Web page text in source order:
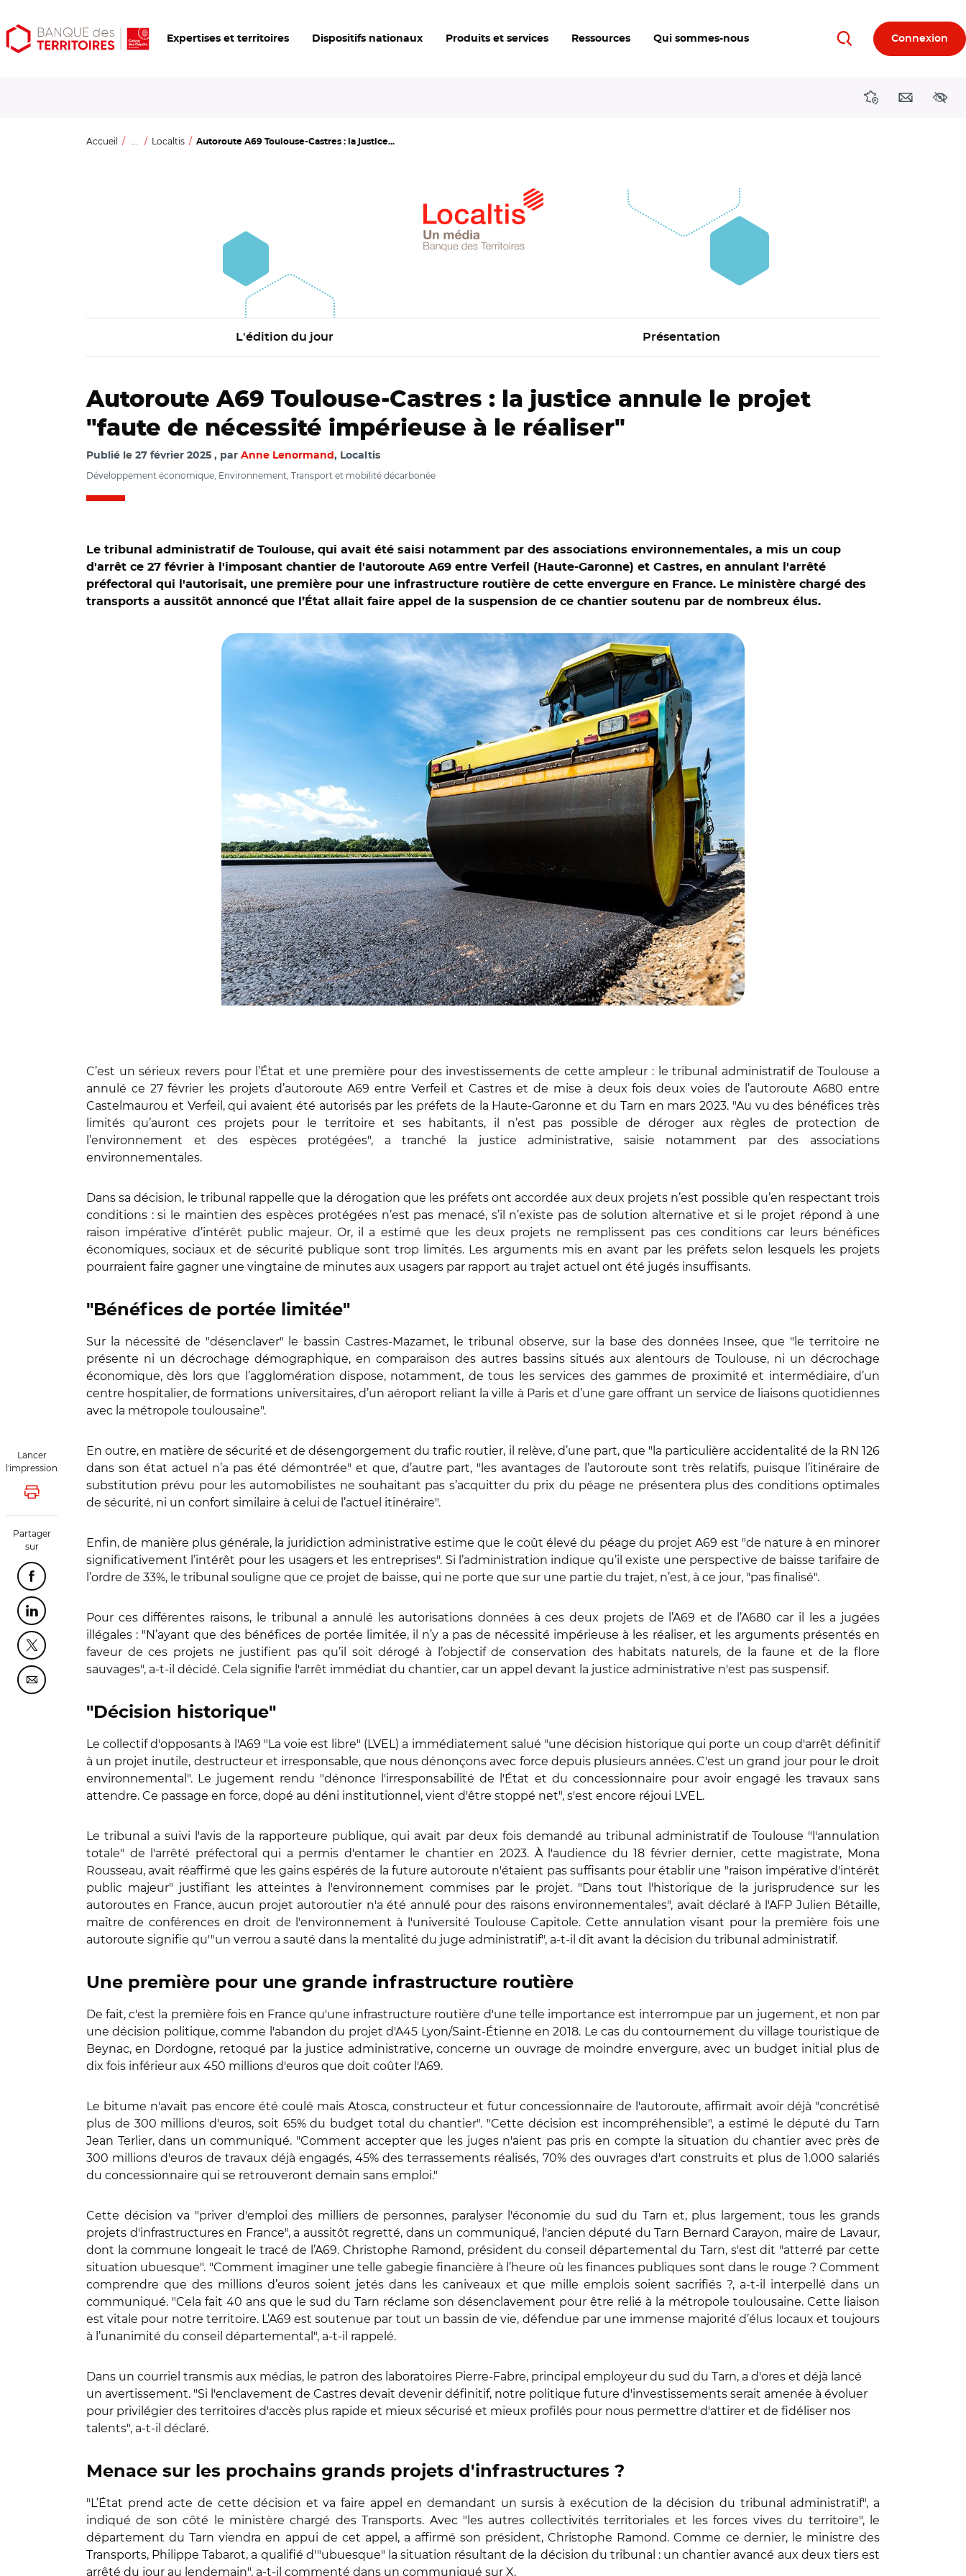
Aller
au
Aller
au
Ouvrir
les
Expertises et territoires Dispositifs nationaux Produits et services Ressources Qui sommes-nous RechercherConnexion
DirectionsContact
Accueil ... Localtis Autoroute A69 Toulouse-Castres : la justice...
L'édition du jour Présentation
Lancer
l'impression
Lancer l'impression
Partager
sur
Partager cette page sur Facebook
Partager cette page sur Linkedin
Partager cette page sur Twitter
Partager cette page sur Courriel
Autoroute A69 Toulouse-Castres : la justice annule le projet
"faute de nécessité impérieuse à le réaliser"
Publié le 27 février 2025 par Anne Lenormand , Localtis
Développement économique, Environnement, Transport et mobilité décarbonée
Le tribunal administratif de Toulouse, qui avait été saisi notamment par des associations environnementales, a mis un coup
d'arrêt ce 27 février à l'imposant chantier de l'autoroute A69 entre Verfeil (Haute-Garonne) et Castres, en annulant l'arrêté
préfectoral qui l'autorisait, une première pour une infrastructure routière de cette envergure en France. Le ministère chargé des
transports a aussitôt annoncé que l’État allait faire appel de la suspension de ce chantier soutenu par de nombreux élus.
C’est un sérieux revers pour l’État et une première pour des investissements de cette ampleur : le tribunal administratif de Toulouse a
annulé ce 27 février les projets d’autoroute A69 entre Verfeil et Castres et de mise à deux fois deux voies de l’autoroute A680 entre
Castelmaurou et Verfeil, qui avaient été autorisés par les préfets de la Haute-Garonne et du Tarn en mars 2023. "Au vu des bénéfices très
limités qu’auront ces projets pour le territoire et ses habitants, il n’est pas possible de déroger aux règles de protection de
l’environnement et des espèces protégées", a tranché la justice administrative, saisie notamment par des associations
environnementales.
Dans sa décision, le tribunal rappelle que la dérogation que les préfets ont accordée aux deux projets n’est possible qu’en respectant trois
conditions : si le maintien des espèces protégées n’est pas menacé, s’il n’existe pas de solution alternative et si le projet répond à une
raison impérative d’intérêt public majeur. Or, il a estimé que les deux projets ne remplissent pas ces conditions car leurs bénéfices
économiques, sociaux et de sécurité publique sont trop limités. Les arguments mis en avant par les préfets selon lesquels les projets
pourraient faire gagner une vingtaine de minutes aux usagers par rapport au trajet actuel ont été jugés insuffisants.
"Bénéfices de portée limitée"
Sur la nécessité de "désenclaver" le bassin Castres-Mazamet, le tribunal observe, sur la base des données Insee, que "le territoire ne
présente ni un décrochage démographique, en comparaison des autres bassins situés aux alentours de Toulouse, ni un décrochage
économique, dès lors que l’agglomération dispose, notamment, de tous les services des gammes de proximité et intermédiaire, d’un
centre hospitalier, de formations universitaires, d’un aéroport reliant la ville à Paris et d’une gare offrant un service de liaisons quotidiennes
avec la métropole toulousaine".
En outre, en matière de sécurité et de désengorgement du trafic routier, il relève, d’une part, que "la particulière accidentalité de la RN 126
dans son état actuel n’a pas été démontrée" et que, d’autre part, "les avantages de l’autoroute sont très relatifs, puisque l’itinéraire de
substitution prévu pour les automobilistes ne souhaitant pas s’acquitter du prix du péage ne présentera plus des conditions optimales
de sécurité, ni un confort similaire à celui de l’actuel itinéraire".
Enfin, de manière plus générale, la juridiction administrative estime que le coût élevé du péage du projet A69 est "de nature à en minorer
significativement l’intérêt pour les usagers et les entreprises". Si l’administration indique qu’il existe une perspective de baisse tarifaire de
l’ordre de 33%, le tribunal souligne que ce projet de baisse, qui ne porte que sur une partie du trajet, n’est, à ce jour, "pas finalisé".
Pour ces différentes raisons, le tribunal a annulé les autorisations données à ces deux projets de l’A69 et de l’A680 car il les a jugées
illégales : "N’ayant que des bénéfices de portée limitée, il n’y a pas de nécessité impérieuse à les réaliser, et les arguments présentés en
faveur de ces projets ne justifient pas qu’il soit dérogé à l’objectif de conservation des habitats naturels, de la faune et de la flore
sauvages", a-t-il décidé. Cela signifie l'arrêt immédiat du chantier, car un appel devant la justice administrative n'est pas suspensif.
"Décision historique"
Le collectif d'opposants à l'A69 "La voie est libre" (LVEL) a immédiatement salué "une décision historique qui porte un coup d'arrêt définitif
à un projet inutile, destructeur et irresponsable, que nous dénonçons avec force depuis plusieurs années. C'est un grand jour pour le droit
environnemental". Le jugement rendu "dénonce l'irresponsabilité de l'État et du concessionnaire pour avoir engagé les travaux sans
attendre. Ce passage en force, dopé au déni institutionnel, vient d'être stoppé net", s'est encore réjoui LVEL.
Le tribunal a suivi l'avis de la rapporteure publique, qui avait par deux fois demandé au tribunal administratif de Toulouse "l'annulation
totale" de l'arrêté préfectoral qui a permis d'entamer le chantier en 2023. À l'audience du 18 février dernier, cette magistrate, Mona
Rousseau, avait réaffirmé que les gains espérés de la future autoroute n'étaient pas suffisants pour établir une "raison impérative d'intérêt
public majeur" justifiant les atteintes à l'environnement commises par le projet. "Dans tout l'historique de la jurisprudence sur les
autoroutes en France, aucun projet autoroutier n'a été annulé pour des raisons environnementales", avait déclaré à l'AFP Julien Bétaille,
maître de conférences en droit de l'environnement à l'université Toulouse Capitole. Cette annulation visant pour la première fois une
autoroute signifie qu'"un verrou a sauté dans la mentalité du juge administratif", a-t-il dit avant la décision du tribunal administratif.
Une première pour une grande infrastructure routière
De fait, c'est la première fois en France qu'une infrastructure routière d'une telle importance est interrompue par un jugement, et non par
une décision politique, comme l'abandon du projet d'A45 Lyon/Saint-Étienne en 2018. Le cas du contournement du village touristique de
Beynac, en Dordogne, retoqué par la justice administrative, concerne un ouvrage de moindre envergure, avec un budget initial plus de
dix fois inférieur aux 450 millions d'euros que doit coûter l'A69.
Le bitume n'avait pas encore été coulé mais Atosca, constructeur et futur concessionnaire de l'autoroute, affirmait avoir déjà "concrétisé
plus de 300 millions d'euros, soit 65% du budget total du chantier". "Cette décision est incompréhensible", a estimé le député du Tarn
Jean Terlier, dans un communiqué. "Comment accepter que les juges n'aient pas pris en compte la situation du chantier avec près de
300 millions d'euros de travaux déjà engagés, 45% des terrassements réalisés, 70% des ouvrages d'art construits et plus de 1.000 salariés
du concessionnaire qui se retrouveront demain sans emploi."
Cette décision va "priver d'emploi des milliers de personnes, paralyser l'économie du sud du Tarn et, plus largement, tous les grands
projets d'infrastructures en France", a aussitôt regretté, dans un communiqué, l'ancien député du Tarn Bernard Carayon, maire de Lavaur,
dont la commune longeait le tracé de l’A69. Christophe Ramond, président du conseil départemental du Tarn, s'est dit "atterré par cette
situation ubuesque". "Comment imaginer une telle gabegie financière à l’heure où les finances publiques sont dans le rouge ? Comment
comprendre que des millions d’euros soient jetés dans les caniveaux et que mille emplois soient sacrifiés ?, a-t-il interpellé dans un
communiqué. "Cela fait 40 ans que le sud du Tarn réclame son désenclavement pour être relié à la métropole toulousaine. Cette liaison
est vitale pour notre territoire. L’A69 est soutenue par tout un bassin de vie, défendue par une immense majorité d’élus locaux et toujours
à l’unanimité du conseil départemental", a-t-il rappelé.
Dans un courriel transmis aux médias, le patron des laboratoires Pierre-Fabre, principal employeur du sud du Tarn, a d'ores et déjà lancé
un avertissement. "Si l'enclavement de Castres devait devenir définitif, notre politique future d'investissements serait amenée à évoluer
pour privilégier des territoires d'accès plus rapide et mieux sécurisé et mieux profilés pour nous permettre d'attirer et de fidéliser nos
talents", a-t-il déclaré.
Menace sur les prochains grands projets d'infrastructures ?
"L’État prend acte de cette décision et va faire appel en demandant un sursis à exécution de la décision du tribunal administratif", a
indiqué de son côté le ministère chargé des Transports. Avec "les autres collectivités territoriales et les forces vives du territoire", le
département du Tarn viendra en appui de cet appel, a affirmé son président, Christophe Ramond. Comme ce dernier, le ministre des
Transports, Philippe Tabarot, a qualifié d'"ubuesque" la situation résultant de la décision du tribunal : un chantier avancé aux deux tiers est
arrêté du jour au lendemain", a-t-il commenté dans un communiqué sur X.